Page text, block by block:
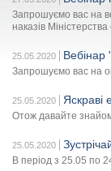
Запрошуємо вас на
наказів
25.05.2020 Вебінар
Запрошуємо вас на
25.05.2020 Яскраві
Отож давайте
25.05.2020
В період з 25.05 по